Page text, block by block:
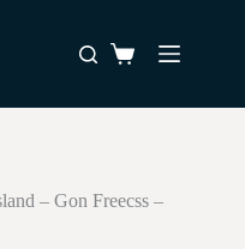
Favoritos
Carro
compra
– Gon Freecss –